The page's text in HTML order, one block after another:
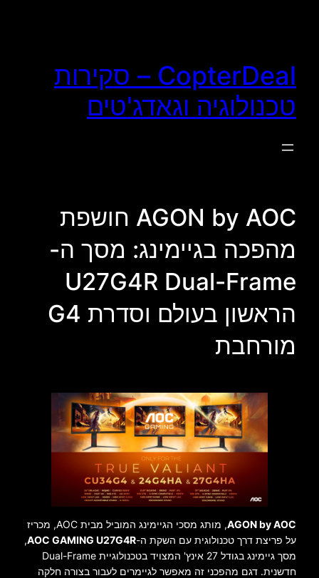
CopterDeal – סקירות
טכנולוגיה וגאדג'טים
AGON by AOC חושפת
מהפכה בגיימינג: מסך ה-
U27G4R Dual-Frame
הראשון בעולם וסדרת G4
מורחבת
AGON by AOC
, מותג מסכי הגיימינג המוביל מבית AOC, מכריז
על פריצת דרך טכנולוגית עם השקת ה-AOC GAMING U27G4R
,
מסך גיימינג בגודל 27 אינץ' המצויד בטכנולוגיית Dual-Frame
חדשנית. דגם מהפכני זה מאפשר לגיימרים לעבור בצורה חלקה